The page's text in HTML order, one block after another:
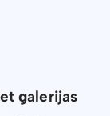
galerijas